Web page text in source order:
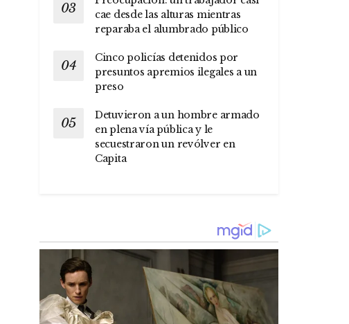
cae desde las alturas mientras
reparaba el alumbrado público
Cinco policías detenidos por
presuntos apremios ilegales a un
preso
Detuvieron a un hombre armado
en plena vía pública y le
secuestraron un revólver en
Capita